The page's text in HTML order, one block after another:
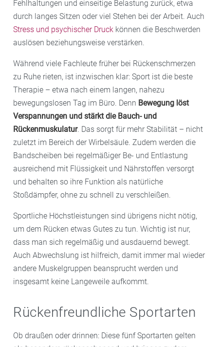
Fehlhaltungen und einseitige Belastung zurück, etwa
durch langes Sitzen oder viel Stehen bei der Arbeit. Auch
Stress und psychischer Druck können die Beschwerden
auslösen beziehungsweise verstärken.
Während viele Fachleute früher bei Rückenschmerzen
zu Ruhe rieten, ist inzwischen klar: Sport ist die beste
Therapie – etwa nach einem langen, nahezu
bewegungslosen Tag im Büro. Denn Bewegung löst
Verspannungen und stärkt die Bauch- und
Rückenmuskulatur. Das sorgt für mehr Stabilität – nicht
zuletzt im Bereich der Wirbelsäule. Zudem werden die
Bandscheiben bei regelmäßiger Be- und Entlastung
ausreichend mit Flüssigkeit und Nährstoffen versorgt
und behalten so ihre Funktion als natürliche
Stoßdämpfer, ohne zu schnell zu verschleißen.
Sportliche Höchstleistungen sind übrigens nicht nötig,
um dem Rücken etwas Gutes zu tun. Wichtig ist nur,
dass man sich regelmäßig und ausdauernd bewegt.
Auch Abwechslung ist hilfreich, damit immer mal wieder
andere Muskelgruppen beansprucht werden und
insgesamt keine Langeweile aufkommt.
Rückenfreundliche Sportarten
Ob draußen oder drinnen: Diese fünf Sportarten gelten